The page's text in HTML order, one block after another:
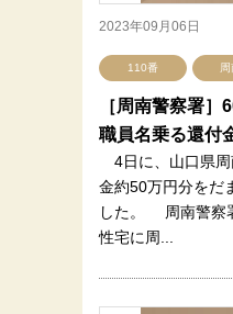
2023年09月06日
110番
［周南警察署
職員名乗る還付
4日に、山口県周
金約50万円分をだ
した。 周南警察
性宅に周...